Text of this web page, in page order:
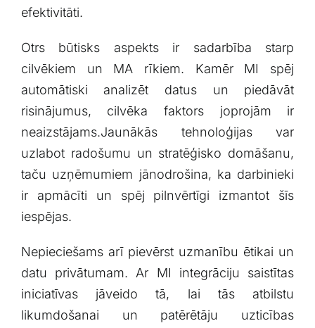
efektivitāti.
Otrs būtisks aspekts ir sadarbība starp‍
cilvēkiem un ⁣MA ⁣rīkiem. Kamēr MI spēj
automātiski analizēt datus ⁣un piedāvāt
risinājumus, cilvēka faktors⁣ joprojām ir​
neaizstājams.Jaunākās‍ tehnoloģijas var
⁢uzlabot radošumu un stratēģisko domāšanu,
⁤taču uzņēmumiem jānodrošina, ka darbinieki
ir apmācīti un spēj pilnvērtīgi izmantot šīs
iespējas.
Nepieciešams arī pievērst uzmanību ētikai un
datu privātumam. ⁤Ar MI integrāciju saistītas
iniciatīvas jāveido tā, lai tās ⁤atbilstu
likumdošanai ⁢un patērētāju uzticības